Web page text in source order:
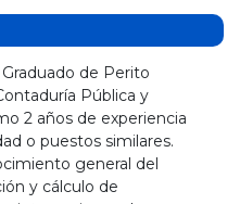
Graduado de Perito
Pública y
2 años de experiencia
o puestos similares.
general del
y cálculo de